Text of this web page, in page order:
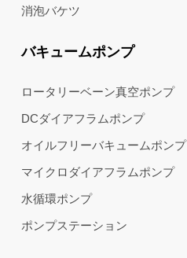
消泡バケツ
バキュームポンプ
ロータリーベーン真空ポンプ
DCダイアフラムポンプ
オイルフリーバキュームポンプ
マイクロダイアフラムポンプ
水循環ポンプ
ポンプステーション